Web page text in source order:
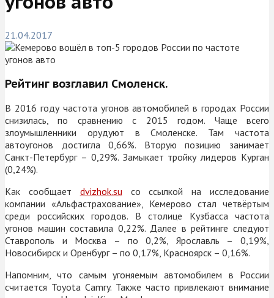
21.04.2017
Рейтинг возглавил Смоленск.
В 2016 году частота угонов автомобилей в городах России
снизилась, по сравнению с 2015 годом. Чаще всего
злоумышленники орудуют в Смоленске. Там частота
автоугонов достигла 0,66%. Вторую позицию занимает
Санкт-Петербург – 0,29%. Замыкает тройку лидеров Курган
(0,24%).
Как сообщает dvizhok.su со ссылкой на исследование
компании «Альфастрахование», Кемерово стал четвёртым
среди российских городов. В столице Кузбасса частота
угонов машин составила 0,22%. Далее в рейтинге следуют
Ставрополь и Москва – по 0,2%, Ярославль – 0,19%,
Новосибирск и Оренбург – по 0,17%, Красноярск – 0,16%.
Напомним, что самым угоняемым автомобилем в России
считается Toyota Camry. Также часто привлекают внимание